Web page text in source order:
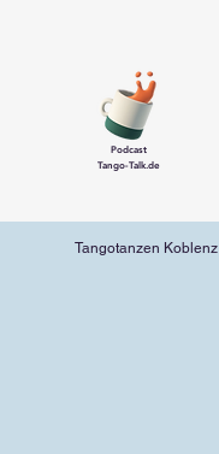
Podcast
Tango-Talk.de
Tangotanzen Koblenz